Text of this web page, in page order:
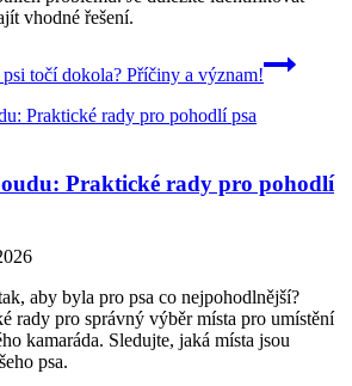
vhodné řešení.
psi točí dokola? Příčiny a význam!
Praktické rady pro pohodlí
aby byla pro psa co nejpohodlnější?
rady pro správný výběr místa pro umístění
kamaráda. Sledujte, jaká místa jsou
psa.